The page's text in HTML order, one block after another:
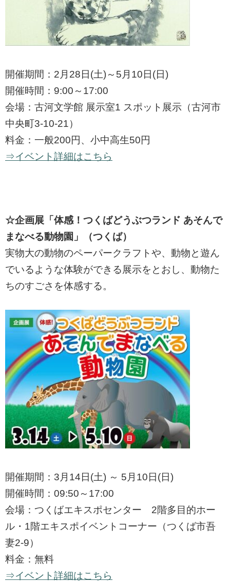
開催期間：2月28日(土)～5月10日(日)
開催時間：9:00～17:00
会場：古河文学館 展示室1 スポット展示（古河市
中央町3-10-21）
料金：一般200円、小中高生50円
⇒イベント詳細はこちら
☆企画展「体感！つくばどうぶつランド あそんで
まなべる動物園」（つくば）
実物大の動物のペーパークラフトや、動物と遊ん
でいるような体験ができる展示をとおし、動物た
ちのすごさを体感する。
開催期間：3月14日(土) ～ 5月10日(日)
開催時間：09:50～17:00
会場：つくばエキスポセンター 2階多目的ホー
ル・1階エキスポイベントコーナー（つくば市吾
妻2-9）
料金：無料
⇒イベント詳細はこちら